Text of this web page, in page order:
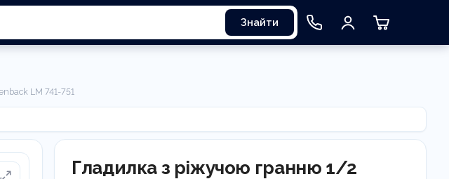
Знайти
LM 741-751
Гладилка з ріжучою гранню 1/2